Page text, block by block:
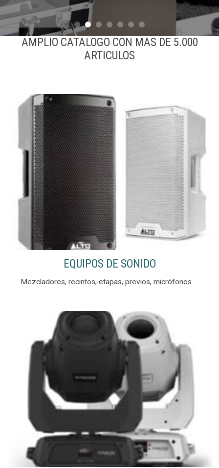
AMPLIO CATALOGO CON MAS DE 5.000
ARTICULOS
EQUIPOS DE SONIDO
Mezcladores, recintos, etapas, previos, micrófonos.....